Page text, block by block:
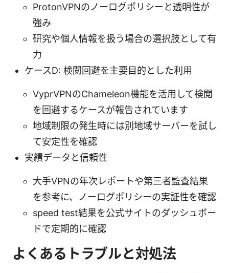
ProtonVPNのノーログポリシーと透明性が
強み
研究や個人情報を扱う場合の選択肢として有
力
ケースD: 検閲回避を主要目的とした利用
VyprVPNのChameleon機能を活用して検閲
を回避するケースが報告されています
地域制限の発生時には別地域サーバーを試し
て安定性を確認
実績データと信頼性
大手VPNの年次レポートや第三者監査結果
を参考に、ノーログポリシーの実証性を確認
speed test結果を公式サイトのダッシュボー
ドで定期的に確認
よくあるトラブルと対処法